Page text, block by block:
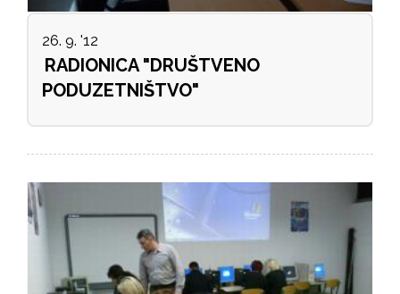
26. 9. '12
RADIONICA "DRUŠTVENO
PODUZETNIŠTVO"